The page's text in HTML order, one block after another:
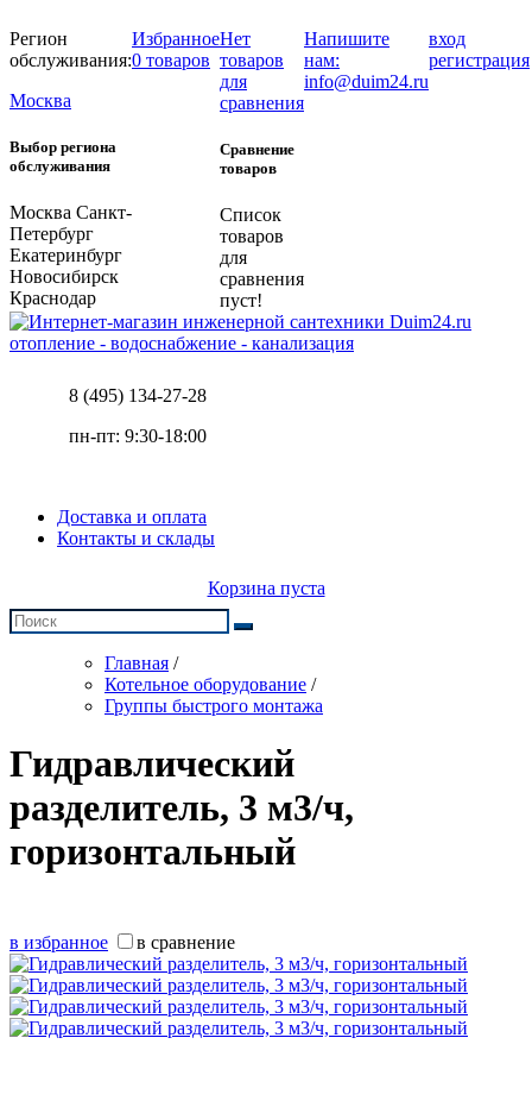
Регион
обслуживания:
Москва
Выбор региона
обслуживания
Москва Санкт-
Петербург
Екатеринбург
Новосибирск
Краснодар
Избранное
0 товаров
Нет
товаров
для
сравнения
Сравнение
товаров
Список
товаров
для
сравнения
пуст!
Напишите
нам:
info@duim24.ru
вход
регистрация
отопление - водоснабжение - канализация
8 (495) 134-27-28
пн-пт: 9:30-18:00
Доставка и оплата
Контакты и склады
Корзина пуста
Главная /
Котельное оборудование /
Группы быстрого монтажа
Гидравлический
разделитель, 3 м3/ч,
горизонтальный
в избранное в сравнение